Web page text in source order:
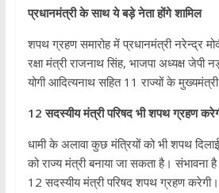
प्रधानमंत्री के साथ ये बड़े नेता होंगे शामिल
शपथ ग्रहण समारोह में प्रधानमंत्री नरेन्द्र
रक्षा मंत्री राजनाथ सिंह, भाजपा अध्यक्ष
योगी आदित्यनाथ सहित 11 राज्यों के
12 सदस्यीय मंत्री परिषद भी शपथ ग्रहण
धामी के अलावा कुछ मंत्रियों को भी शपथ
को राज्य मंत्री बनाया जा सकता है। संभावना
12 सदस्यीय मंत्री परिषद शपथ ग्रहण करेगी।